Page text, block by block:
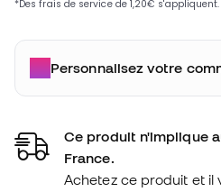
Personnalisez votre
Ce produit n'implique
France.
Achetez ce produit et il